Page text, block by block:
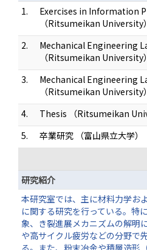
1.
Exercises in Information
（Ritsumeikan University）
2.
Mechanical Engineering
（Ritsumeikan University）
3.
Mechanical Engineering
（Ritsumeikan University）
4.
Thesis （Ritsumeikan
5.
卒業研究 （富山県立大学）
研究紹介
本研究室では、主に材料力学お
に関する研究を行っている。特
象、き裂進展メカニズムの解明
や高サイクル疲労などの分野で